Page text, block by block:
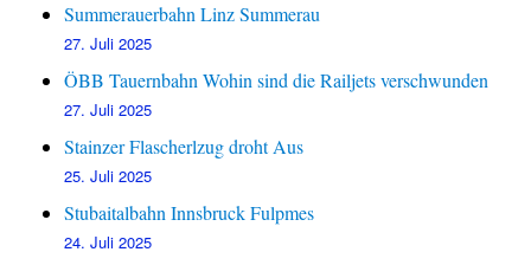
Summerauerbahn Linz Summerau
27. Juli 2025
ÖBB Tauernbahn Wohin sind die Railjets verschwunden
27. Juli 2025
Stainzer Flascherlzug droht Aus
25. Juli 2025
Stubaitalbahn Innsbruck Fulpmes
24. Juli 2025